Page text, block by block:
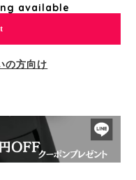
available
の方向け